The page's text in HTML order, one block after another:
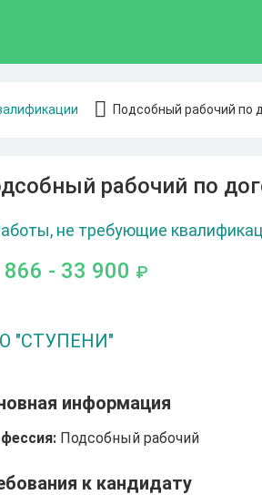
Подсобный рабочий по
рабочий по
не требующие
866 - 33 900 ₽
"СТУПЕНИ"
информация
Подсобный рабочий
к кандидату